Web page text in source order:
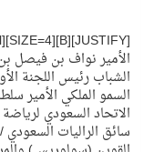
الأمير نواف بن فيصل
الشباب رئيس اللجنة
السمو الملكي الأمير
الاتحاد السعودي
سائق الراليات السعودي